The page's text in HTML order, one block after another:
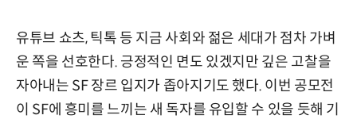
유튜브 쇼츠, 틱톡 등 지금 사회와 젊은 세대가 점차 가벼
운 쪽을 선호한다. 긍정적인 면도 있겠지만 깊은 고찰을
자아내는 SF 장르 입지가 좁아지기도 했다. 이번 공모전
이 SF에 흥미를 느끼는 새 독자를 유입할 수 있을 듯해 기